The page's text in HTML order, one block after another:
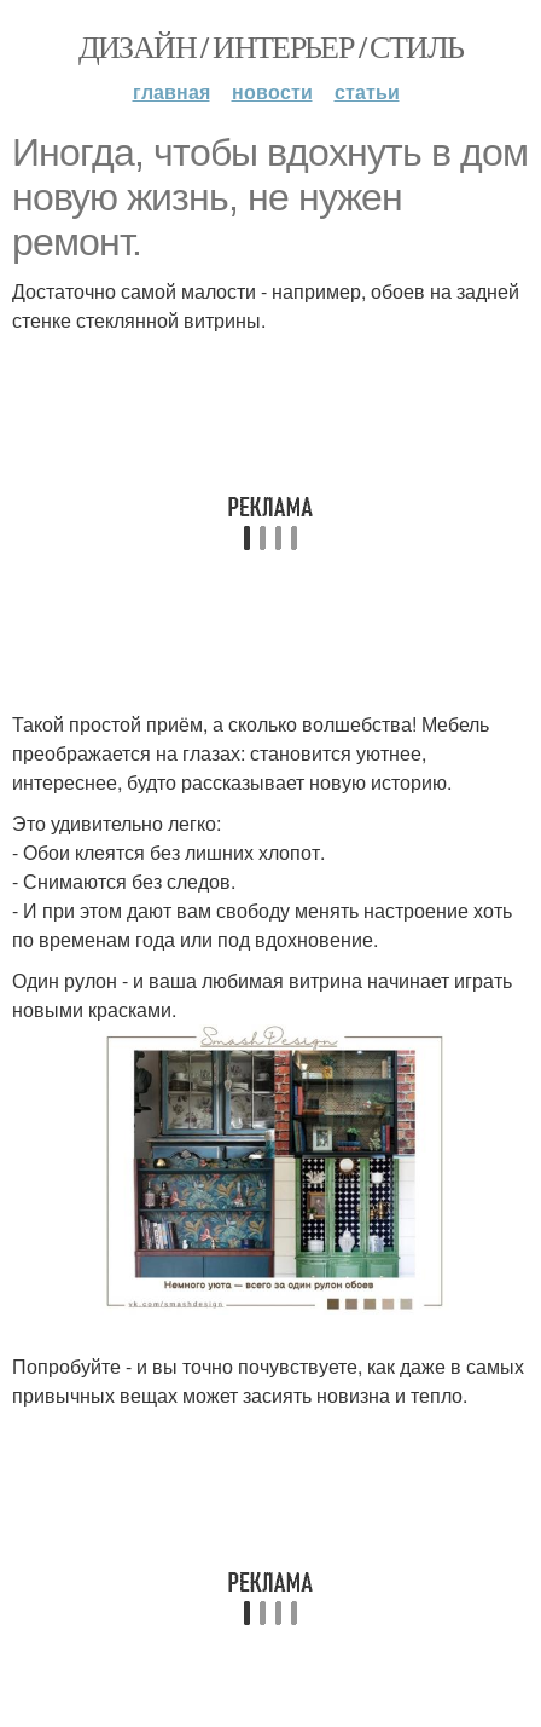
ДИЗАЙН / ИНТЕРЬЕР / СТИЛЬ
главная новости статьи
Иногда, чтобы вдохнуть в дом
новую жизнь, не нужен
ремонт.
Достаточно самой малости - например, обоев на задней
стенке стеклянной витрины.
Такой простой приём, а сколько волшебства! Мебель
преображается на глазах: становится уютнее,
интереснее, будто рассказывает новую историю.
Это удивительно легко:
- Обои клеятся без лишних хлопот.
- Снимаются без следов.
- И при этом дают вам свободу менять настроение хоть
по временам года или под вдохновение.
Один рулон - и ваша любимая витрина начинает играть
новыми красками.
Попробуйте - и вы точно почувствуете, как даже в самых
привычных вещах может засиять новизна и тепло.